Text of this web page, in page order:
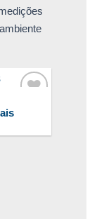
Adicionar
meus